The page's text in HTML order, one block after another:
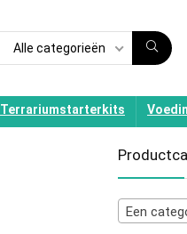
Alle categorieën
Terrariumstarterkits
Een